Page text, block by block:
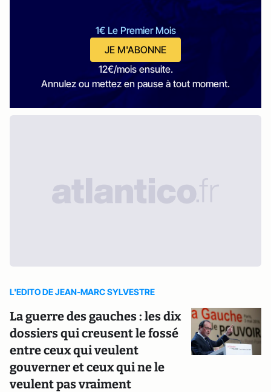
1€ Le Premier Mois
JE M'ABONNE
12€/mois ensuite.
Annulez ou mettez en pause à tout moment.
L'EDITO DE JEAN-MARC SYLVESTRE
La guerre des gauches : les dix
dossiers qui creusent le fossé
entre ceux qui veulent
gouverner et ceux qui ne le
veulent pas vraiment